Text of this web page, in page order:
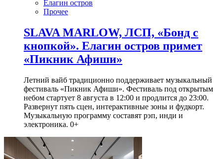
Елагин остров
Прочее
SLAVA MARLOW, ЛСП, «Бонд с
кнопкой». Елагин остров примет
«Пикник Афиши»
Летний вайб традиционно поддерживает музыкальный
фестиваль «Пикник Афиши». Фестиваль под открытым
небом стартует 8 августа в 12:00 и продлится до 23:00.
Развернут пять сцен, интерактивные зоны и фудкорт.
Музыкальную программу составят рэп, инди и
электроника. 0+